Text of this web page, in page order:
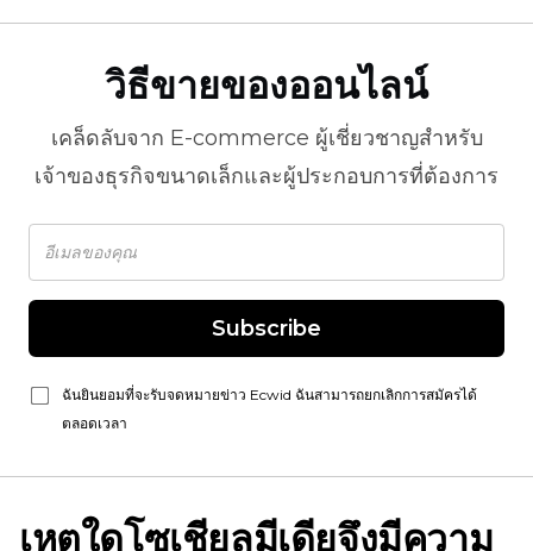
วิธีขายของออนไลน์
เคล็ดลับจาก E-commerce ผู้เชี่ยวชาญสำหรับ
เจ้าของธุรกิจขนาดเล็กและผู้ประกอบการที่ต้องการ
Subscribe
ฉันยินยอมที่จะรับจดหมายข่าว Ecwid ฉันสามารถยกเลิกการสมัครได้
ตลอดเวลา
เหตุใดโซเชียลมีเดียจึงมีความ